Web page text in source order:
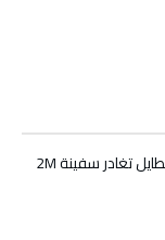
“المرأة الحديدية”.. سميرة سيطايل تغادر سفينة 2M